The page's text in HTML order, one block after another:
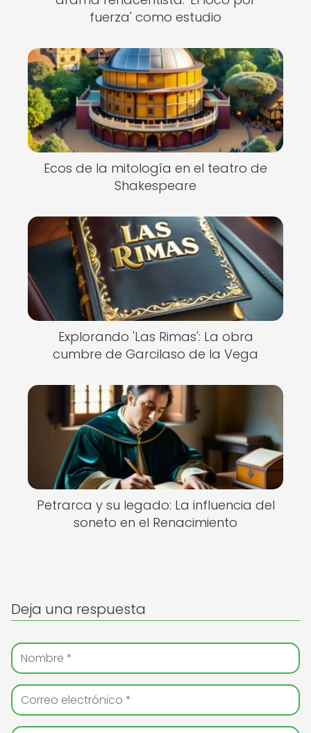
fuerza' como estudio
Ecos de la mitología en el teatro de
Shakespeare
Explorando 'Las Rimas': La obra
cumbre de Garcilaso de la Vega
Petrarca y su legado: La influencia del
soneto en el Renacimiento
Deja una respuesta